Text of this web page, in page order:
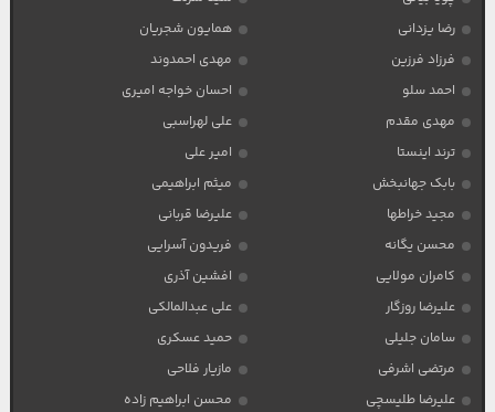
رضا یزدانی
همایون شجریان
فرزاد فرزین
مهدی احمدوند
احمد سلو
احسان خواجه امیری
مهدی مقدم
علی لهراسبی
ترند اینستا
امیر علی
بابک جهانبخش
میثم ابراهیمی
مجید خراطها
علیرضا قربانی
محسن یگانه
فریدون آسرایی
کامران مولایی
افشین آذری
علیرضا روزگار
علی عبدالمالکی
سامان جلیلی
حمید عسکری
مرتضی اشرفی
مازیار فلاحی
علیرضا طلیسچی
محسن ابراهیم زاده